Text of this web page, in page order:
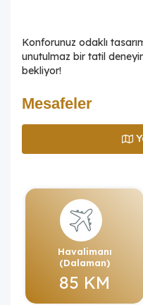
Konforunuz odaklı
unutulmaz bir tatil
bekliyor!
Mesafeler
Havalimanı
(Dalaman)
85 KM